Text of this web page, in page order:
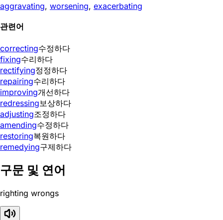
aggravating, worsening, exacerbating
관련어
correcting수정하다
fixing수리하다
rectifying정정하다
repairing수리하다
improving개선하다
redressing 보상하다
adjusting조정하다
amending수정하다
restoring복원하다
remedying구제하다
구문 및 연어
righting wrongs